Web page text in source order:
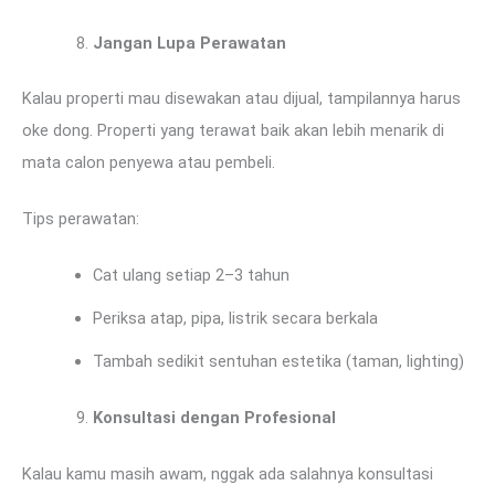
Jangan Lupa Perawatan
Kalau properti mau disewakan atau dijual, tampilannya harus
oke dong. Properti yang terawat baik akan lebih menarik di
mata calon penyewa atau pembeli.
Tips perawatan:
Cat ulang setiap 2–3 tahun
Periksa atap, pipa, listrik secara berkala
Tambah sedikit sentuhan estetika (taman, lighting)
Konsultasi dengan Profesional
Kalau kamu masih awam, nggak ada salahnya konsultasi